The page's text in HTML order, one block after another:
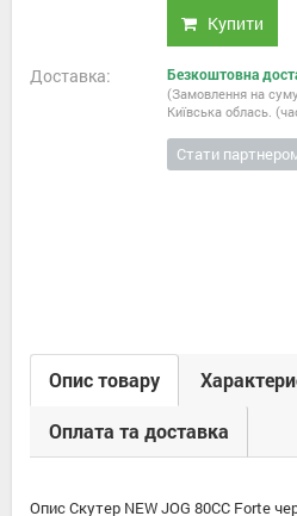
Купити
Доставка: Безкоштовна
(Замовлення на
Київська облась.
Стати
Опис товару
Оплата та доставка
Опис Скутер NEW JOG 80CC Forte